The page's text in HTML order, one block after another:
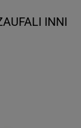
INNI